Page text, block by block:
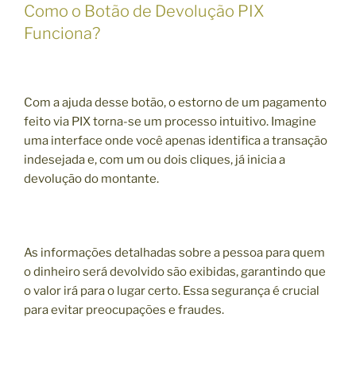
Como o Botão de Devolução PIX
Funciona?
Com a ajuda desse botão, o estorno de um pagamento
feito via PIX torna-se um processo intuitivo. Imagine
uma interface onde você apenas identifica a transação
indesejada e, com um ou dois cliques, já inicia a
devolução do montante.
As informações detalhadas sobre a pessoa para quem
o dinheiro será devolvido são exibidas, garantindo que
o valor irá para o lugar certo. Essa segurança é crucial
para evitar preocupações e fraudes.